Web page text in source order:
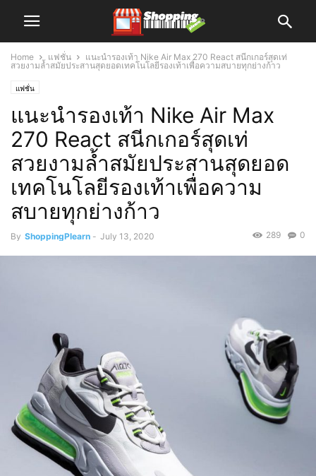
Home แฟชั่น
แนะนำรองเท้า Nike Air Max 270 React สนีกเกอร์สุดเท่
สวยงามล้ำสมัยประสานสุดยอดเทคโนโลยีรองเท้าเพื่อความสบายทุกย่างก้าว
แฟชั่น
แนะนำรองเท้า Nike Air Max
270 React สนีกเกอร์สุดเท่
สวยงามล้ำสมัยประสานสุดยอด
เทคโนโลยีรองเท้าเพื่อความ
สบายทุกย่างก้าว
By ShoppingPlearn - July 13, 2020 0
289